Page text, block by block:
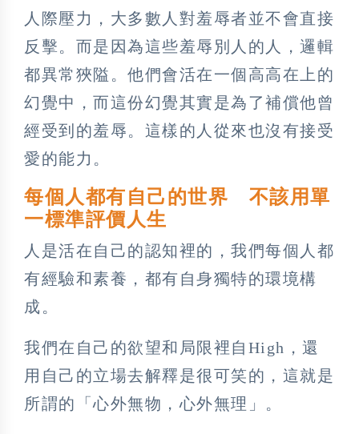
人際壓力，大多數人對羞辱者並不會直接
反擊。而是因為這些羞辱別人的人，邏輯
都異常狹隘。他們會活在一個高高在上的
幻覺中，而這份幻覺其實是為了補償他曾
經受到的羞辱。這樣的人從來也沒有接受
愛的能力。
每個人都有自己的世界 不該用單
一標準評價人生
人是活在自己的認知裡的，我們每個人都
有經驗和素養，都有自身獨特的環境構
成。
我們在自己的欲望和局限裡自High，還
用自己的立場去解釋是很可笑的，這就是
所謂的「心外無物，心外無理」。